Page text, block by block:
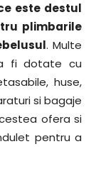
este destul
plimbarile
. Multe
fi dotate cu
huse,
si bagaje
ofera si
pentru a